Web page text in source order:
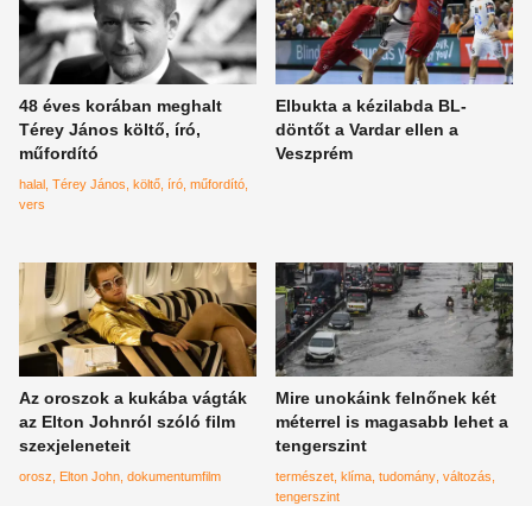
48 éves korában meghalt
Térey János költő, író,
műfordító
halal Térey János költő író műfordító
vers
Elbukta a kézilabda BL-
döntőt a Vardar ellen a
Veszprém
Az oroszok a kukába vágták
az Elton Johnról szóló film
szexjeleneteit
orosz Elton John dokumentumfilm
Mire unokáink felnőnek két
méterrel is magasabb lehet a
tengerszint
természet klíma tudomány változás
tengerszint